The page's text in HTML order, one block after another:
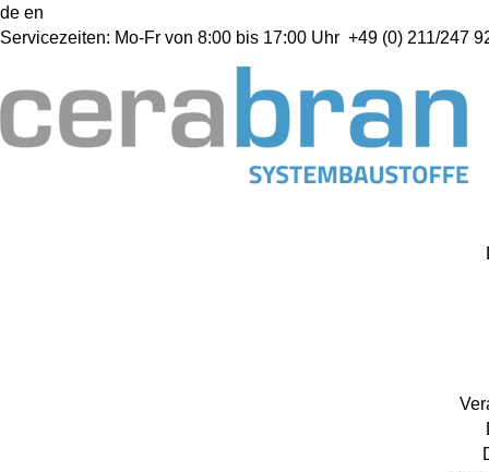
de en
Servicezeiten: Mo-Fr von 8:00 bis 17:00 Uhr +49 (0) 211/247